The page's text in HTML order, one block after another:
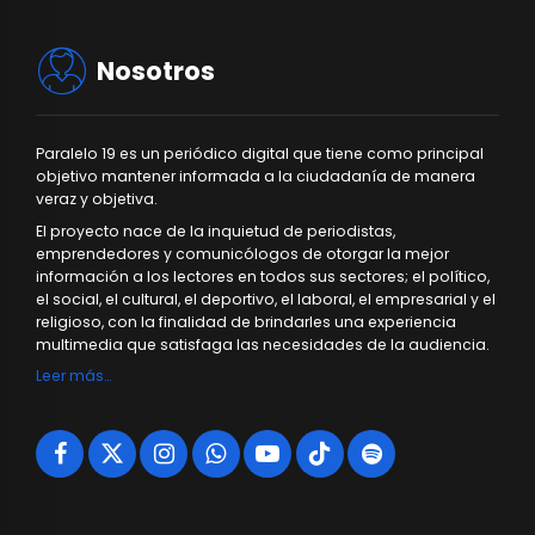
Nosotros
Paralelo 19 es un periódico digital que tiene como principal
objetivo mantener informada a la ciudadanía de manera
veraz y objetiva.
El proyecto nace de la inquietud de periodistas,
emprendedores y comunicólogos de otorgar la mejor
información a los lectores en todos sus sectores; el político,
el social, el cultural, el deportivo, el laboral, el empresarial y el
religioso, con la finalidad de brindarles una experiencia
multimedia que satisfaga las necesidades de la audiencia.
Leer más…